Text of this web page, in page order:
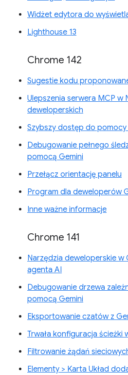
Widżet edytora do
Lighthouse 13
Chrome 142
Sugestie kodu
Ulepszenia serwera MCP w
deweloperskich
Szybszy dostęp do pomocy
Debugowanie pełnego
pomocą Gemini
Przełącz orientację panelu
Program dla deweloperów
Inne ważne informacje
Chrome 141
Narzędzia deweloperskie w
agenta AI
Debugowanie drzewa
pomocą Gemini
Eksportowanie czatów z
Trwała konfiguracja ścieżki
Filtrowanie żądań
Elementy > Karta Układ